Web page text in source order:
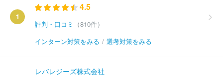
1
4.5
評判・口コミ
（810件）
インターン対策をみる / 選考対策をみる
レバレジーズ株式会社